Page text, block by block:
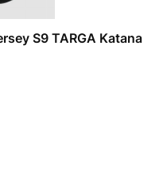
S9 TARGA Katana